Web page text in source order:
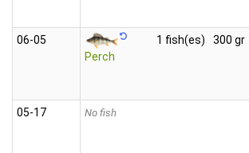
06‑05
Perch
1 fish(es) 300 gr
05‑17 No fish